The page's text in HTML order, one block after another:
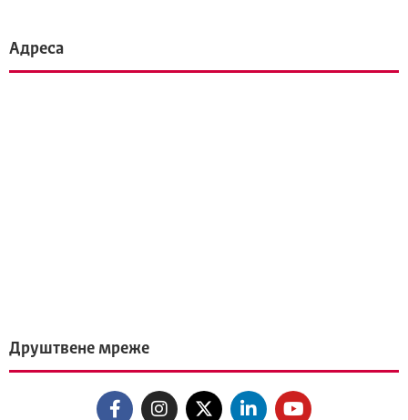
Адреса
Друштвене мреже